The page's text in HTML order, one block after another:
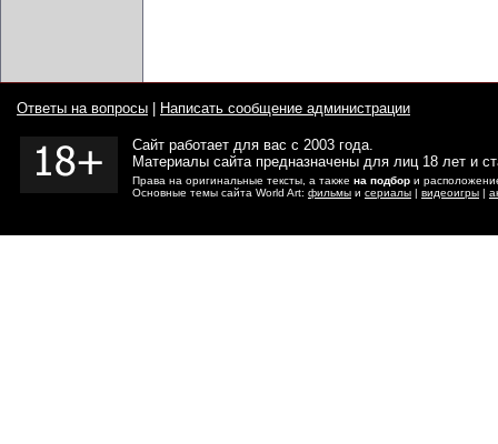
Ответы на вопросы Написать сообщение администрации
Сайт работает для вас с 2003 года.
Материалы сайта предназначены для лиц 18 лет и
Права на оригинальные тексты, а также на подбор и
Основные темы сайта World Art: фильмы и сериалы | видеоигры |